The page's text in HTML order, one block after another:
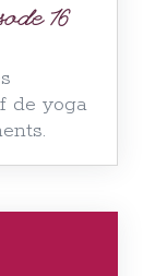
16
de yoga